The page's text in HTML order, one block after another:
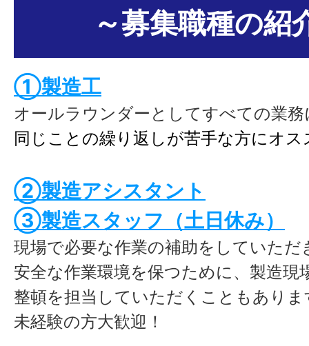
～募集職種の紹
①製造工
オールラウンダーとしてすべての業
同じことの繰り返しが苦手な方にオス
②製造アシスタント
③製造スタッフ（土日休み）
現場で必要な作業の補助をしていただ
安全な作業環境を保つために、製造現
整頓を担当していただくこともあり
未経験の方大歓迎！